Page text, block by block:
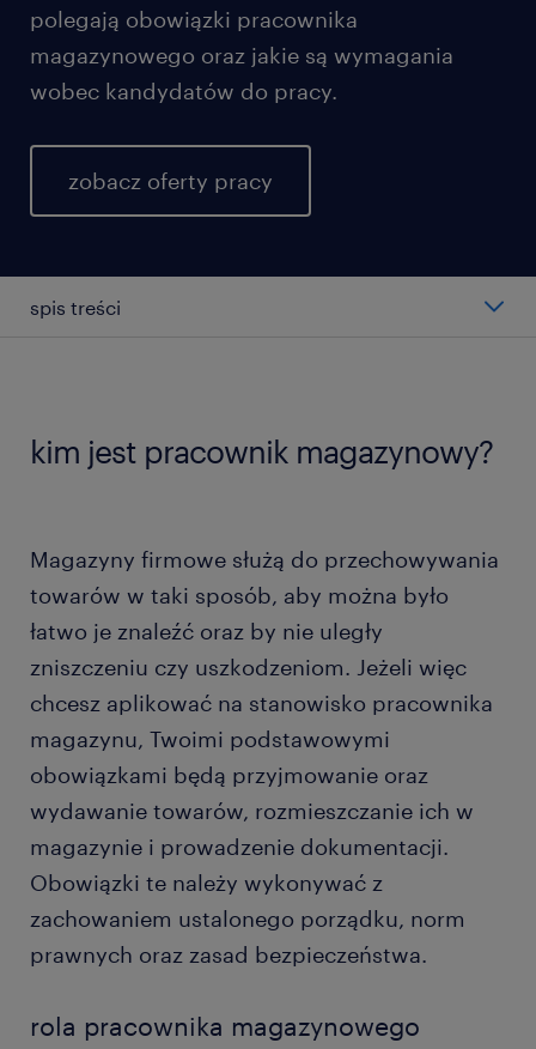
polegają obowiązki pracownika
magazynowego oraz jakie są wymagania
wobec kandydatów do pracy.
zobacz oferty pracy
spis treści
typy pracowników magazynowych
magazynowego
wykształcenie i kompetencje
kim jest pracownik magazynowy?
Magazyny firmowe służą do przechowywania
towarów w taki sposób, aby można było
łatwo je znaleźć oraz by nie uległy
zniszczeniu czy uszkodzeniom. Jeżeli więc
chcesz aplikować na stanowisko pracownika
magazynu, Twoimi podstawowymi
obowiązkami będą przyjmowanie oraz
wydawanie towarów, rozmieszczanie ich w
magazynie i prowadzenie dokumentacji.
Obowiązki te należy wykonywać z
zachowaniem ustalonego porządku, norm
prawnych oraz zasad bezpieczeństwa.
rola pracownika magazynowego